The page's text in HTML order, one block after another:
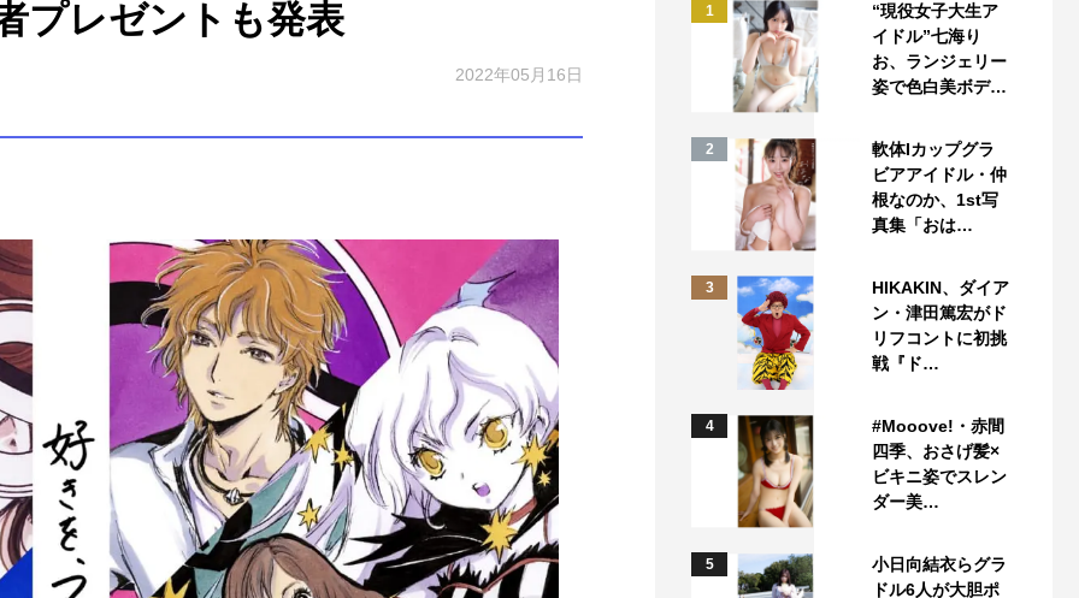
プレゼントも発表
2022年05月16日
1
“現役女子大生ア
イドル”七海り
お、ランジェリー
姿で色白美ボデ…
2
軟体Iカップグラ
ビアアイドル・仲
根なのか、1st写
真集「おは…
3
HIKAKIN、ダイア
ン・津田篤宏がド
リフコントに初挑
戦『ド…
4
#Mooove!・赤間
四季、おさげ髪×
ビキニ姿でスレン
ダー美…
5
小日向結衣らグラ
ドル6人が大胆ポ